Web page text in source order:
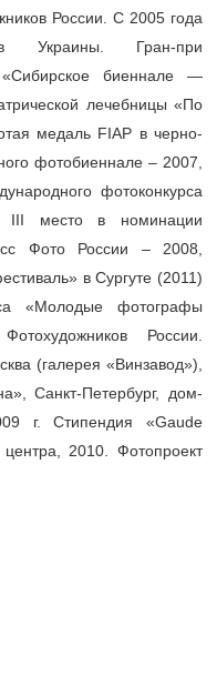
России. С 2005 года
Украины. Гран-при
«Сибирское биеннале —
лечебницы «По
медаль FIAP в черно-
­фотобиеннале – 2007,
фотоконкурса
III место в номинации
Фото России – 2008,
в Сургуте (2011)
«Молодые фотографы
России.
(галерея «Винзавод»),
Санкт-Петербург, дом-
г. Стипендия «Gaude
центра, 2010. Фотопроект